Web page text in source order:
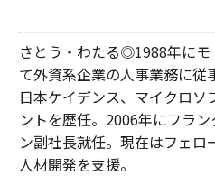
さとう・わたる◎1988年にモ
て外資系企業の人事業務に従
日本ケイデンス、マイクロソ
ントを歴任。2006年にフラ
ン副社長就任。現在はフェロ
人材開発を支援。